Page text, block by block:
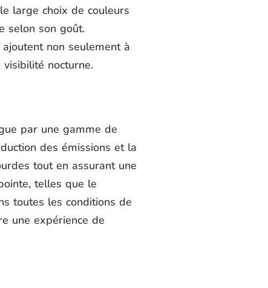
large choix de couleurs
selon son goût.
non seulement à
nocturne.
par une gamme de
des émissions et la
tout en assurant une
telles que le
toutes les conditions de
une expérience de